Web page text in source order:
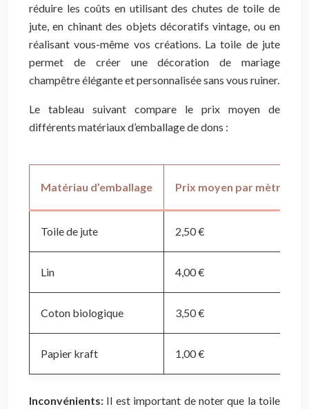
réduire les coûts en utilisant des chutes de toile de
jute, en chinant des objets décoratifs vintage, ou en
réalisant vous-même vos créations. La toile de jute
permet de créer une décoration de mariage
champêtre élégante et personnalisée sans vous ruiner.
Le tableau suivant compare le prix moyen de
différents matériaux d’emballage de dons :
Matériau d’emballage Prix moyen par mètre
Toile de jute 2,50 €
Lin 4,00 €
Coton biologique 3,50 €
Papier kraft 1,00 €
Inconvénients: Il est important de noter que la toile